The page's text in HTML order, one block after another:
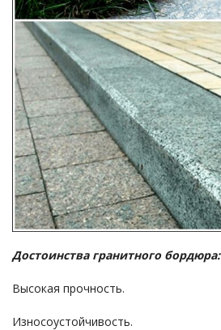
Достоинства гранитного бордюра:
Высокая прочность.
Износоустойчивость.